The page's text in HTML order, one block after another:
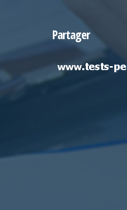
Partager